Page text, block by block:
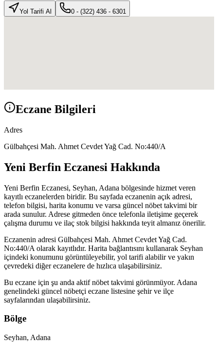
Yol Tarifi Al 0 - (322) 436 - 6301
Eczane Bilgileri
Adres
Gülbahçesi Mah. Ahmet Cevdet Yağ Cad. No:440/A
Yeni Berfin Eczanesi Hakkında
Yeni Berfin Eczanesi, Seyhan, Adana bölgesinde hizmet veren
kayıtlı eczanelerden biridir. Bu sayfada eczanenin açık adresi,
telefon bilgisi, harita konumu ve varsa güncel nöbet takvimi bir
arada sunulur. Adrese gitmeden önce telefonla iletişime geçerek
çalışma durumu ve ilaç stok bilgisi hakkında teyit almanız önerilir.
Eczanenin adresi Gülbahçesi Mah. Ahmet Cevdet Yağ Cad.
No:440/A olarak kayıtlıdır. Harita bağlantısını kullanarak Seyhan
içindeki konumunu görüntüleyebilir, yol tarifi alabilir ve yakın
çevredeki diğer eczanelere de hızlıca ulaşabilirsiniz.
Bu eczane için şu anda aktif nöbet takvimi görünmüyor. Adana
genelindeki güncel nöbetçi eczane listesine şehir ve ilçe
sayfalarından ulaşabilirsiniz.
Bölge
Seyhan, Adana